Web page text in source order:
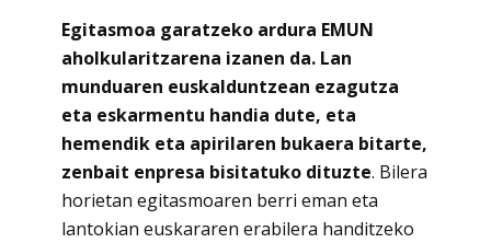
Egitasmoa garatzeko ardura EMUN
aholkularitzarena izanen da. Lan
munduaren euskalduntzean ezagutza
eta eskarmentu handia dute, eta
hemendik eta apirilaren bukaera bitarte,
zenbait enpresa bisitatuko dituzte. Bilera
horietan egitasmoaren berri eman eta
lantokian euskararen erabilera handitzeko